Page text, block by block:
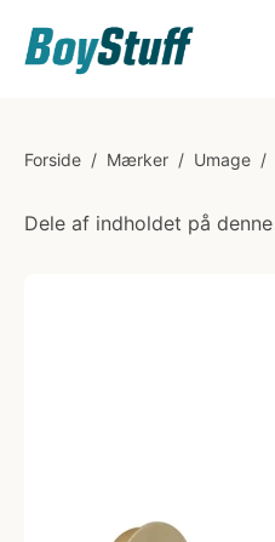
Forside / Mærker / Umage /
Dele af indholdet på